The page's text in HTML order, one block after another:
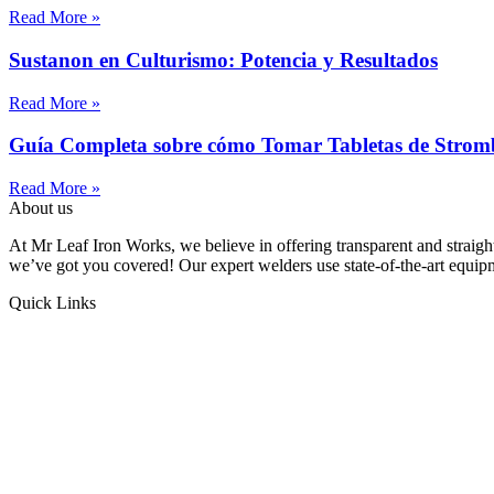
Read More »
Sustanon en Culturismo: Potencia y Resultados
Read More »
Guía Completa sobre cómo Tomar Tabletas de
Read More »
About us
At Mr Leaf Iron Works, we believe in offering transparent and
we’ve got you covered! Our expert welders use state-of-the-art
Quick Links